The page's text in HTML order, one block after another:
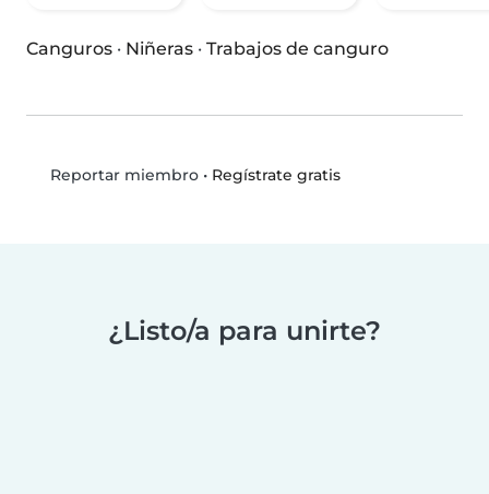
Canguros · Niñeras · Trabajos de canguro
Reportar miembro• Regístrate gratis
¿Listo/a para unirte?